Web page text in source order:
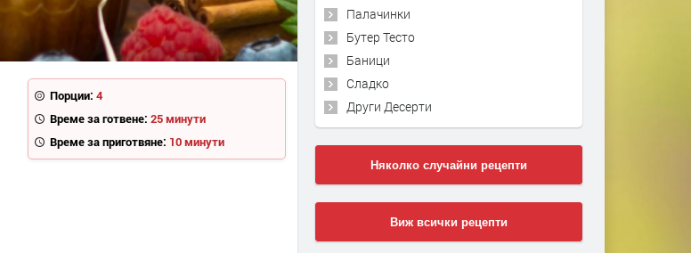
Порции: 4
Време за готвене: 25 минути
Време за приготвяне: 10 минути
Палачинки
Бутер Тесто
Баници
Сладко
Други Десерти
Няколко случайни рецепти
Виж всички рецепти